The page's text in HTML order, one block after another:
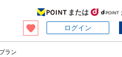
または
ログイン
ラン